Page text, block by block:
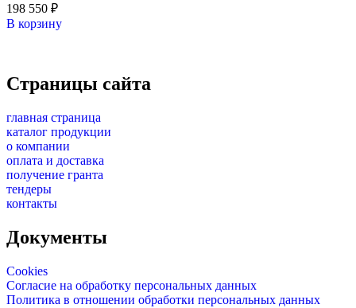
198 550 ₽
В корзину
Страницы сайта
главная страница
каталог продукции
о компании
оплата и доставка
получение гранта
тендеры
контакты
Документы
Cookies
Согласие на обработку персональных данных
Политика в отношении обработки персональных данных